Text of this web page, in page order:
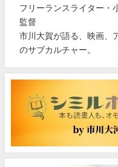
フリーランスライター・
監督
市川大賀が語る、映画、
のサブカルチャー。